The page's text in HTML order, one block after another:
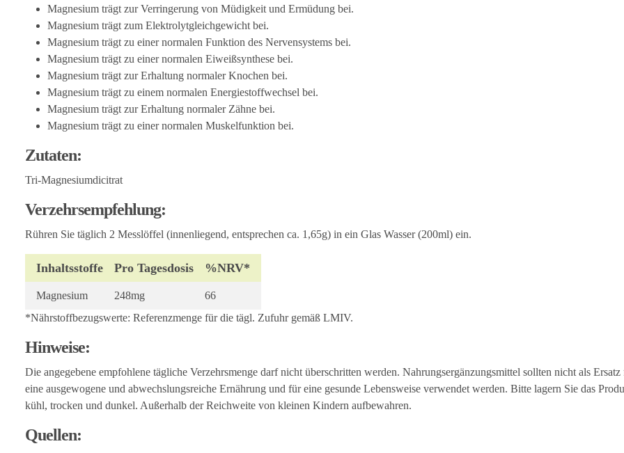
Magnesium trägt zur Verringerung von Müdigkeit und Ermüdung bei.
Magnesium trägt zum Elektrolytgleichgewicht bei.
Magnesium trägt zu einer normalen Funktion des Nervensystems bei.
Magnesium trägt zu einer normalen Eiweißsynthese bei.
Magnesium trägt zur Erhaltung normaler Knochen bei.
Magnesium trägt zu einem normalen Energiestoffwechsel bei.
Magnesium trägt zur Erhaltung normaler Zähne bei.
Magnesium trägt zu einer normalen Muskelfunktion bei.
Zutaten:
Tri-Magnesiumdicitrat
Verzehrsempfehlung:
Rühren Sie täglich 2 Messlöffel (innenliegend, entsprechen ca. 1,65g) in ein Glas Wasser (200ml) ein.
Inhaltsstoffe Pro Tagesdosis %NRV*
Magnesium 248mg
66
*Nährstoffbezugswerte: Referenzmenge für die tägl. Zufuhr gemäß LMIV.
Hinweise:
Die angegebene empfohlene tägliche Verzehrsmenge darf nicht überschritten werden. Nahrungsergänzungsmittel sollten nicht als Ersatz
eine ausgewogene und abwechslungsreiche Ernährung und für eine gesunde Lebensweise verwendet werden. Bitte lagern Sie das
kühl, trocken und dunkel. Außerhalb der Reichweite von kleinen Kindern aufbewahren.
Quellen: